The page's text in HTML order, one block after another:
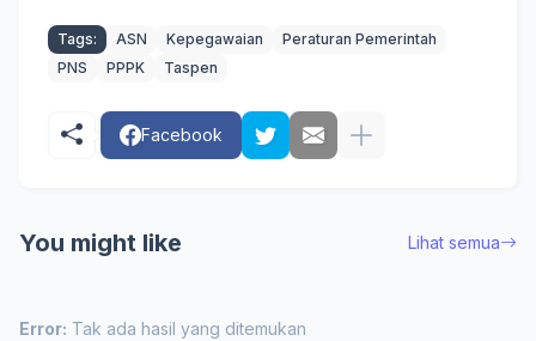
Tags: ASN Kepegawaian
Peraturan Pemerintah
PNS
PPPK Taspen
Facebook
You might like Lihat semua
Error: Tak ada hasil yang ditemukan